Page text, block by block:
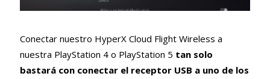
Conectar nuestro HyperX Cloud Flight Wireless a
nuestra PlayStation 4 o PlayStation 5 tan solo
bastará con conectar el receptor USB a uno de los